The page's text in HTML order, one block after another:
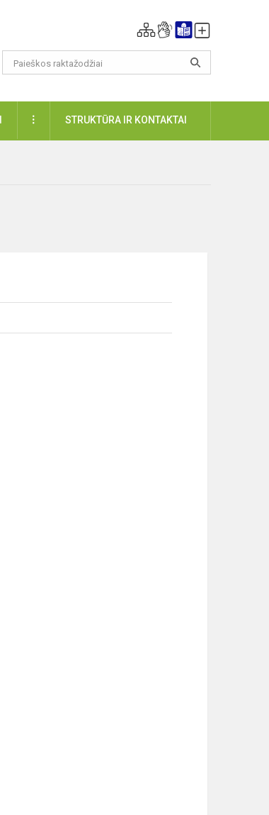
DAUGIAUSTRUKTŪRA IR KONTAKTAI